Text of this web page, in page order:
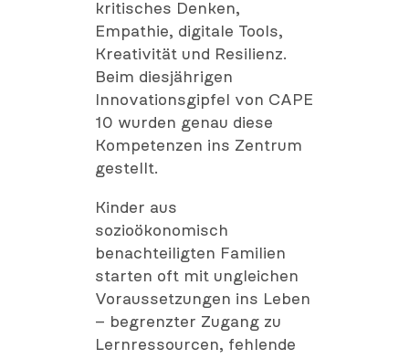
kritisches Denken,
Empathie, digitale Tools,
Kreativität und Resilienz.
Beim diesjährigen
Innovationsgipfel von CAPE
10 wurden genau diese
Kompetenzen ins Zentrum
gestellt.
Kinder aus
sozioökonomisch
benachteiligten Familien
starten oft mit ungleichen
Voraussetzungen ins Leben
– begrenzter Zugang zu
Lernressourcen, fehlende